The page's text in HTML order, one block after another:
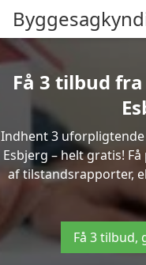
Få 3 tilbud
Indhent 3
Esbjerg – helt gratis!
af tilstandsrapporter,
Få 3